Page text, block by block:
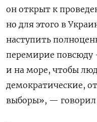
он открыт к
но для этого в
наступить
перемирие повсюду
и на море, чтобы
демократические,
выборы», — говорил